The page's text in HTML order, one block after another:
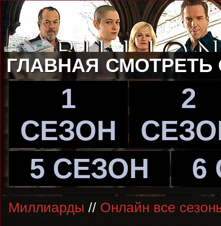
ГЛАВНАЯ СМОТРЕТЬ
1
СЕЗОН
2
5 СЕЗОН
6
Миллиарды // Онлайн все